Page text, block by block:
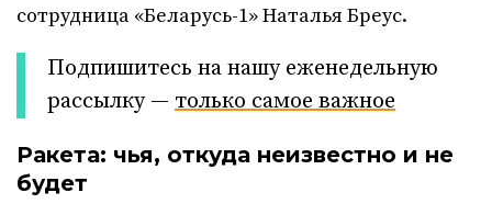
сотрудница «Беларусь-1» Наталья Бреус.
Подпишитесь на нашу еженедельную
рассылку — только самое важное
Ракета: чья, откуда неизвестно и не
будет